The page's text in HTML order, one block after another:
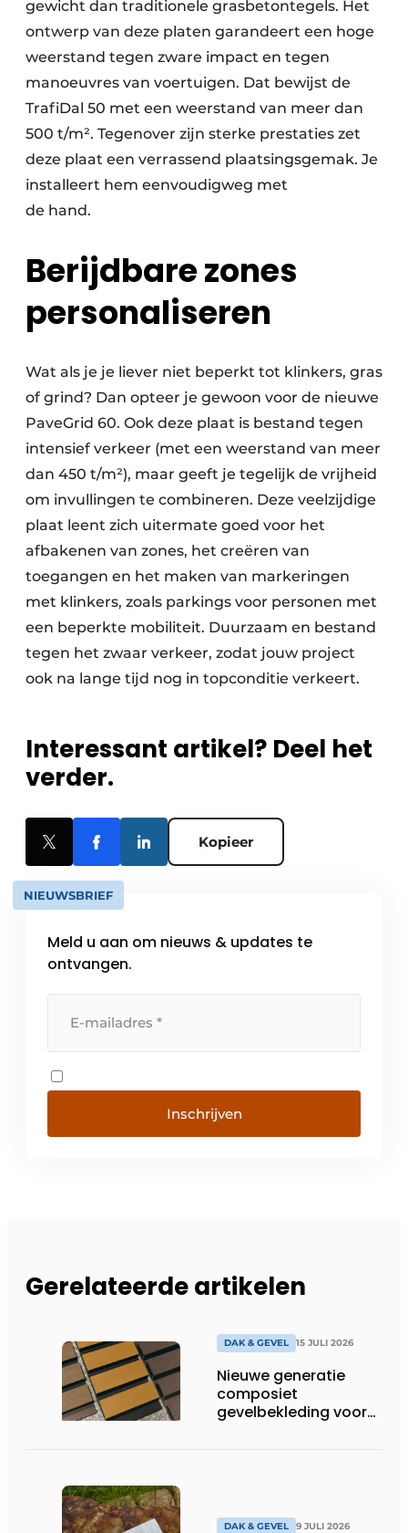
gewicht dan traditionele grasbetontegels. Het
ontwerp van deze platen garandeert een hoge
weerstand tegen zware impact en tegen
manoeuvres van voertuigen. Dat bewijst de
TrafiDal 50 met een weerstand van meer dan
500 t/m². Tegenover zijn sterke prestaties zet
deze plaat een verrassend plaatsingsgemak. Je
installeert hem eenvoudigweg met
de hand.
Berijdbare zones
personaliseren
Wat als je je liever niet beperkt tot klinkers, gras
of grind? Dan opteer je gewoon voor de nieuwe
PaveGrid 60. Ook deze plaat is bestand tegen
intensief verkeer (met een weerstand van meer
dan 450 t/m²), maar geeft je tegelijk de vrijheid
om invullingen te combineren. Deze veelzijdige
plaat leent zich uitermate goed voor het
afbakenen van zones, het creëren van
toegangen en het maken van markeringen
met klinkers, zoals parkings voor personen met
een beperkte mobiliteit. Duurzaam en bestand
tegen het zwaar verkeer, zodat jouw project
ook na lange tijd nog in topconditie verkeert.
Interessant artikel? Deel het
verder.
Kopieer
NIEUWSBRIEF
Meld u aan om nieuws & updates te
ontvangen.
Inschrijven
Gerelateerde artikelen
DAK & GEVEL 15 JULI 2026
Nieuwe generatie
composiet
gevelbekleding voor
DAK & GEVEL 9 JULI 2026